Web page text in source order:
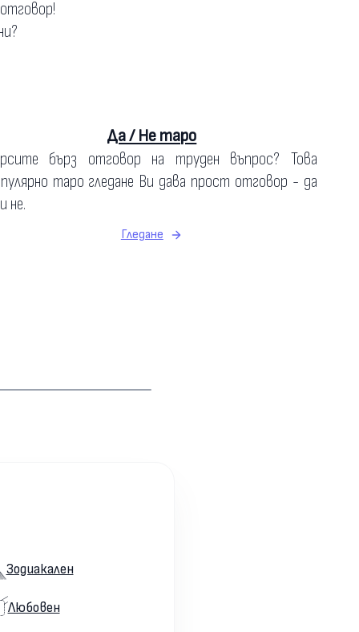
Да / Не таро
бърз отговор на труден въпрос? Това
таро гледане Ви дава прост отговор - да
не.
Гледане
Зодиакален
Любовен